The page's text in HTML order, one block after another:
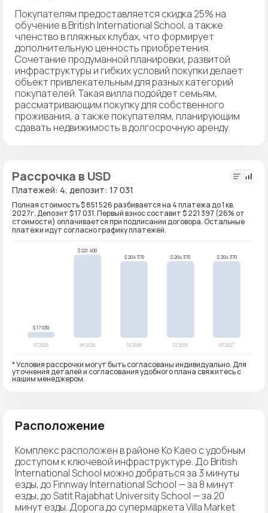
Покупателям предоставляется скидка 25% на
обучение в British International School, а также
членство в пляжных клубах, что формирует
дополнительную ценность приобретения.
Сочетание продуманной планировки, развитой
инфраструктуры и гибких условий покупки делает
объект привлекательным для разных категорий
покупателей. Такая вилла подойдет семьям,
рассматривающим покупку для собственного
проживания, а также покупателям, планирующим
сдавать недвижимость в долгосрочную аренду.
Рассрочка в USD
Платежей: 4, депозит: 17 031
Полная стоимость $ 851 526 разбивается на 4 платежа до 1 кв.
2027г. Депозит $ 17 031. Первый взнос составит $ 221 397 (26% от
стоимости) оплачивается при подписании договора. Остальные
платежи идут согласно графику платежей.
* Условия рассрочки могут быть согласованы индивидуально. Для
уточнения деталей и согласования удобного плана свяжитесь с
нашим менеджером.
Расположение
Комплекс расположен в районе Ko Kaeo с удобным
доступом к ключевой инфраструктуре. До British
International School можно добраться за 3 минуты
езды, до Finnway International School — за 8 минут
езды, до Satit Rajabhat University School — за 20
минут езды. Дорога до супермаркета Villa Market